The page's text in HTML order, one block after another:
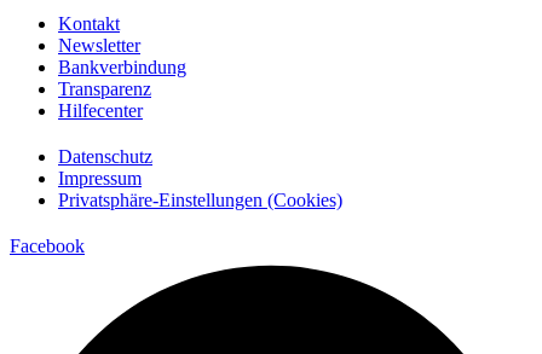
Kontakt
Newsletter
Bankverbindung
Transparenz
Hilfecenter
Datenschutz
Impressum
Privatsphäre-Einstellungen (Cookies)
Facebook